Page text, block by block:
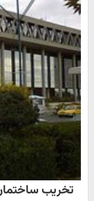
تخریب